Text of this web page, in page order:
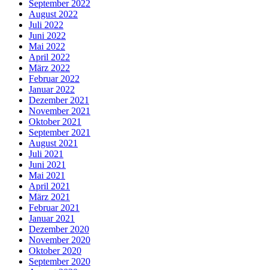
September 2022
August 2022
Juli 2022
Juni 2022
Mai 2022
April 2022
März 2022
Februar 2022
Januar 2022
Dezember 2021
November 2021
Oktober 2021
September 2021
August 2021
Juli 2021
Juni 2021
Mai 2021
April 2021
März 2021
Februar 2021
Januar 2021
Dezember 2020
November 2020
Oktober 2020
September 2020